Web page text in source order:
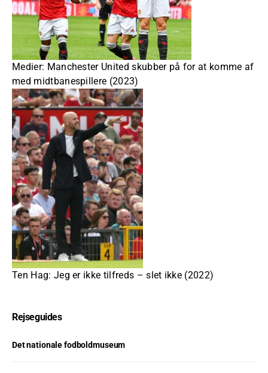
Medier: Manchester United skubber på for at komme af
med midtbanespillere (2023)
Ten Hag: Jeg er ikke tilfreds – slet ikke (2022)
Rejseguides
Det nationale fodboldmuseum